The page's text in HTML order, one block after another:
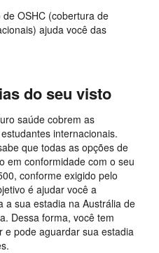
OSHC (cobertura de
ajuda você das
do seu visto
saúde cobrem as
internacionais.
que todas as opções de
em conformidade com o seu
conforme exigido pelo
é ajudar você a
a sua estadia na Austrália de
Dessa forma, você tem
e pode aguardar sua estadia